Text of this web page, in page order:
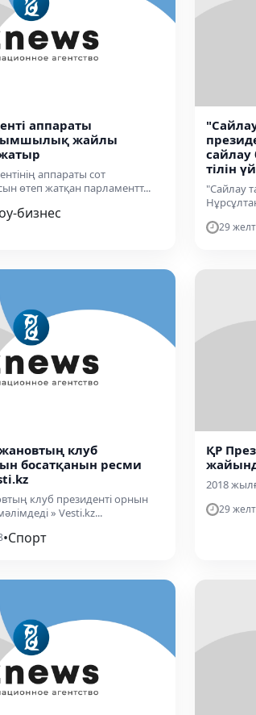
аппараты
жайлы
аппараты сот
өтеп жатқан парламентт...
бизнес
тілін
"Сайлау
29
клуб
босатқанын ресми
клуб президенті орнын
» Vesti.kz...
•Спорт
ҚР
2018
29